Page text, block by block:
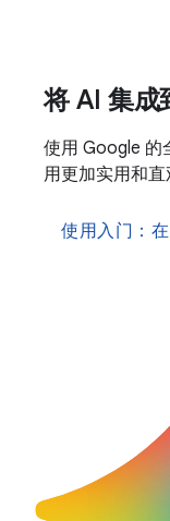
将 AI 集成
使用 Google 的
用更加实用和直
使用入门：